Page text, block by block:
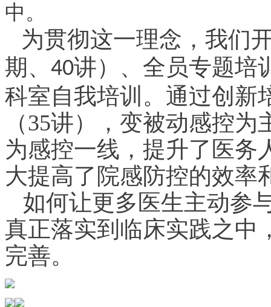
中。
为贯彻这一理念，我们
期、 40讲）、全员专题培
科室自我培训。通过创新
（35讲），变被动感控
为感控一线，提升了医务
大提高了院感防控的效率
如何让更多医生主动参
真正落实到临床实践之中
完善。